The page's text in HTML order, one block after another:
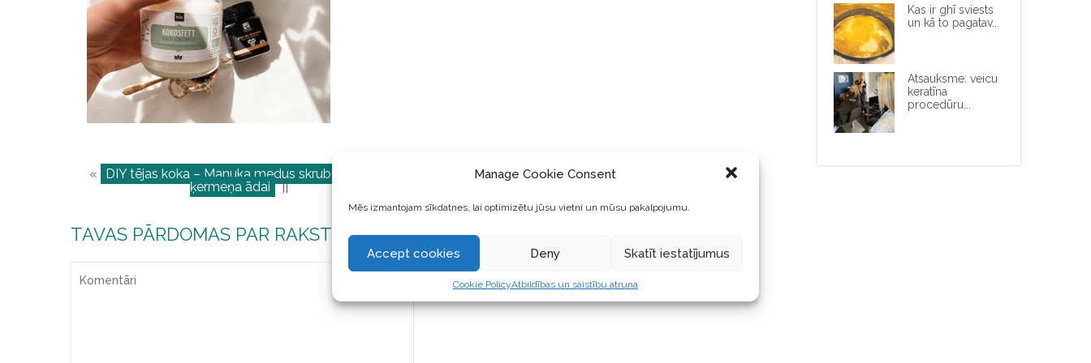
Manage Cookie Consent
Mēs izmantojam sīkdatnes, lai optimizētu jūsu vietni un mūsu pakalpojumu.
Accept cookies Deny Skatīt iestatījumus
Cookie PolicyAtbildības un saistību atruna
«
DIY tējas koka – Manuka medus skrubis veselīgai
ķermeņa ādai ||
TAVAS PĀRDOMAS PAR RAKSTU
Kas ir ghī sviests
un kā to pagatav...
Atsauksme: veicu
keratīna
procedūru...